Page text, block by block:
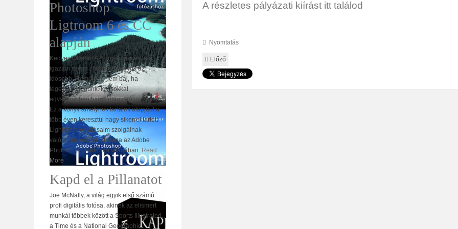
A részletes pályázati kiírást itt találod
Nyomtatás
Előző
Photoshop
Ligtroom 6 és CC
alapján
Kedves Olvasó! Azt gondolom és talán
igazam is van , hogy én vagyok az
idősebb. Remélem, nem baj, ha
tegeződni fogunk. Így sokkal
egyszerűbben tudok magyarázni neked.
Ez a könyv amelynek tartalmi alapjául a
több éven keresztül nagy sikerrel tartott
Lightroom-oktatásaim szolgálnak
valójában kettőnk utazása az Adobe
Photoshop Lightroom világában.Read
More
Kapd el a Pillanatot
Joe McNally, a világ egyik első számú
profi digitális fotósa, akinek az elismert
munkái többek között a Sports Illustrated,
a Time és a National Geographic